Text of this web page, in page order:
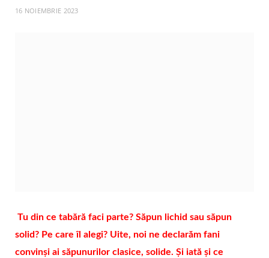
16 NOIEMBRIE 2023
Tu din ce tabără faci parte? Săpun lichid sau săpun
solid? Pe care îl alegi? Uite, noi ne declarăm fani
convinși ai săpunurilor clasice, solide. Și iată și ce